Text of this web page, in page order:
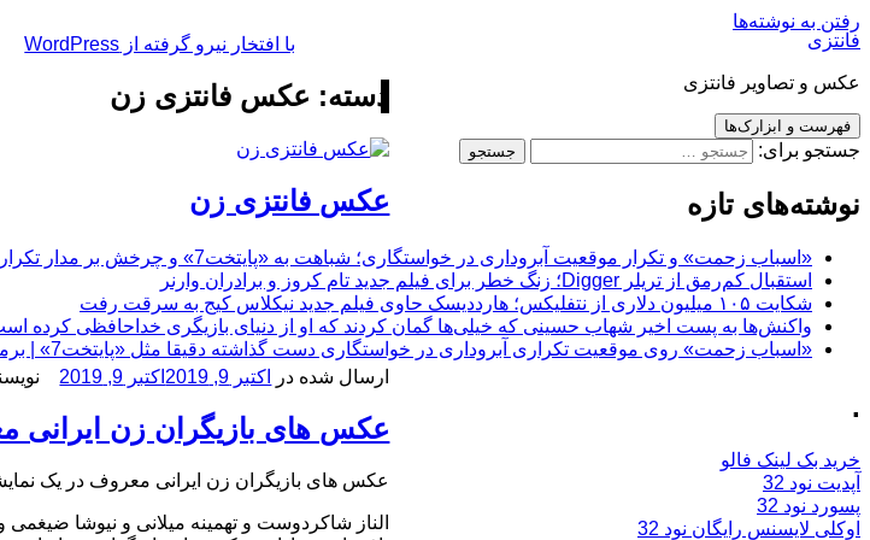
رفتن به نوشته‌ها
فانتزی
عکس و تصاویر فانتزی
فهرست و ابزارک‌ها
جستجو برای:
نوشته‌های تازه
«اسباب زحمت» و تکرار موقعیت آبروداری در خواستگاری؛ شباهت به «پایتخت7» و چرخش بر مدار تکرار
استقبال کم‌رمق از تریلر Digger؛ زنگ خطر برای فیلم جدید تام کروز و برادران وارنر
شکایت ۱۰۵ میلیون دلاری از نتفلیکس؛ هارددیسک حاوی فیلم جدید نیکلاس کیج به سرقت رفت
واکنش‌ها به پست اخیر شهاب حسینی که خیلی‌ها گمان کردند که او از دنیای بازیگری خداحافظی کرده
«اسباب زحمت» روی موقعیت تکراری آبروداری در خواستگاری دست گذاشته دقیقا مثل «پایتخت7» | برمدار تکرار
.
خرید بک لینک فالو
آپدیت نود 32
پسورد نود 32
اوکلی لایسنس رایگان نود 32
دسته: عکس فانتزی زن
عکس فانتزی زن
ارسال شده در اکتبر 9, 2019 اکتبر 9, 2019
عکس های بازیگران زن ایرانی
عکس های بازیگران زن ایرانی معروف در یک
الناز شاکردوست و تهمینه میلانی و نیوشا ضیغمی
با افتخار نیرو گرفته از WordPress